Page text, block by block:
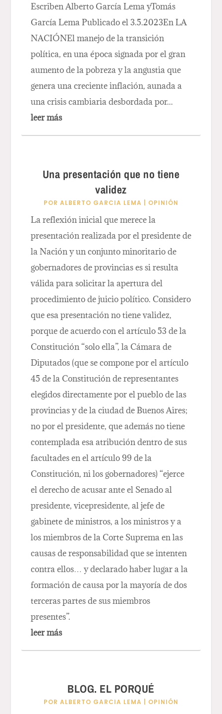
Escriben Alberto García Lema yTomás
García Lema Publicado el 3.5.2023En LA
NACIÓNEl manejo de la transición
política, en una época signada por el gran
aumento de la pobreza y la angustia que
genera una creciente inflación, aunada a
una crisis cambiaria desbordada por...
leer más
Una presentación que no tiene
validez
POR ALBERTO GARCIA LEMA OPINIÓN
La reflexión inicial que merece la
presentación realizada por el presidente de
la Nación y un conjunto minoritario de
gobernadores de provincias es si resulta
válida para solicitar la apertura del
procedimiento de juicio político. Considero
que esa presentación no tiene validez,
porque de acuerdo con el artículo 53 de la
Constitución “solo ella”, la Cámara de
Diputados (que se compone por el artículo
45 de la Constitución de representantes
elegidos directamente por el pueblo de las
provincias y de la ciudad de Buenos Aires;
no por el presidente, que además no tiene
contemplada esa atribución dentro de sus
facultades en el artículo 99 de la
Constitución, ni los gobernadores) “ejerce
el derecho de acusar ante el Senado al
presidente, vicepresidente, al jefe de
gabinete de ministros, a los ministros y a
los miembros de la Corte Suprema en las
causas de responsabilidad que se intenten
contra ellos… y declarado haber lugar a la
formación de causa por la mayoría de dos
terceras partes de sus miembros
presentes”.
leer más
BLOG. EL PORQUÉ
POR ALBERTO GARCIA LEMA OPINIÓN